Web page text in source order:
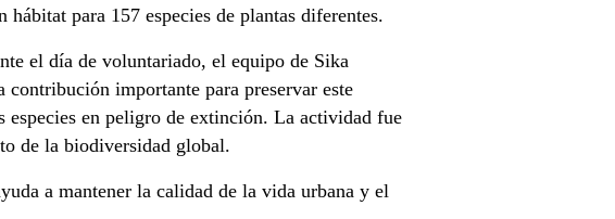
para 157 especies de plantas diferentes.
el día de voluntariado, el equipo de Sika
importante para preservar este
especies en peligro de extinción. La actividad fue
de la biodiversidad global.
a mantener la calidad de la vida urbana y el